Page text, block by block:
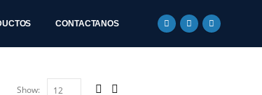
CONTACTANOS
Show: